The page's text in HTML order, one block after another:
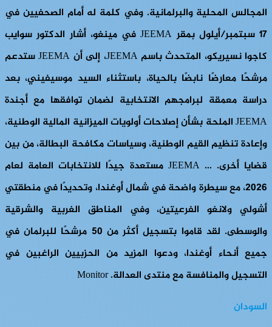
المجالس المحلية والبرلمانية. وفي كلمة له أمام الصحفيين في
17 سبتمبر/أيلول بمقر JEEMA في مينغو، أشار الدكتور سوايب
كاجوا نسيريكو، المتحدث باسم JEEMA، إلى أن JEEMA ستدعم
مرشحًا معارضًا نابضًا بالحياة، باستثناء السيد موسيفيني، بعد
دراسة معمقة لبرامجهم الانتخابية لضمان توافقها مع أجندة
JEEMA الملحة بشأن إصلاحات أولويات الميزانية المالية الوطنية،
وإعادة تنظيم القيم الوطنية، وسياسات مكافحة البطالة، من بين
قضايا أخرى. … JEEMA مستعدة جيدًا للانتخابات العامة لعام
2026، مع سيطرة واضحة في شمال أوغندا، وتحديدًا في منطقتي
أشولي ولانغو الفرعيتين، وفي المناطق الغربية والشرقية
والوسطى. لقد قاموا بتسجيل أكثر من 50 مرشحًا للبرلمان في
جميع أنحاء أوغندا، ودعوا المزيد من الحزبيين الراغبين في
التسجيل والمنافسة مع منتدى العدالة. Monitor
السودان